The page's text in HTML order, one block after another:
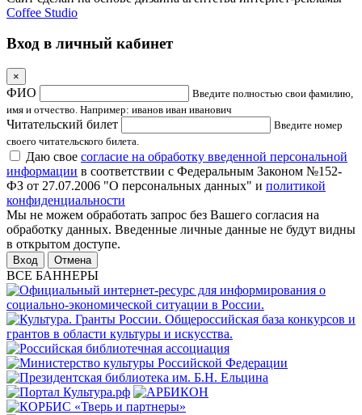
Coffee Studio
Вход в личный кабинет
×
ФИО
Введите полностью свои фамилию,
имя и отчество. Например: иванов иван иванович
Читательский билет
Введите номер
своего читательского билета.
Даю свое согласие на обработку введенной персональной
информации в соответствии с Федеральным Законом №152-
ФЗ от 27.07.2006 "О персональных данных" и политикой
конфиденциальности
Мы не можем обработать запрос без Вашего согласия на
обработку данных. Введенные личные данные не будут видны
в открытом доступе.
Отмена
ВСЕ БАННЕРЫ